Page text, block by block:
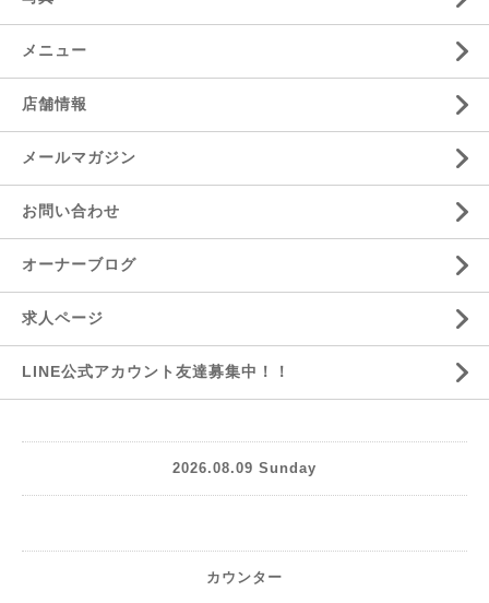
メニュー
店舗情報
メールマガジン
お問い合わせ
オーナーブログ
求人ページ
LINE公式アカウント友達募集中！！
2026.08.09 Sunday
カウンター